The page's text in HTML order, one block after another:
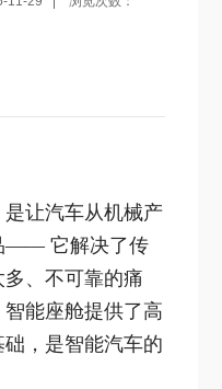
让汽车从机械产
—— 它解决了传
、不可靠的痛
能座舱提供了高
，是智能汽车的